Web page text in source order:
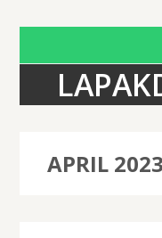
APRIL 2023